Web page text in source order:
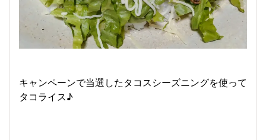
キャンペーンで当選したタコスシーズニングを使って
タコライス♪